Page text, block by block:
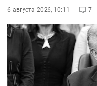
6 августа 2026, 10:11 7